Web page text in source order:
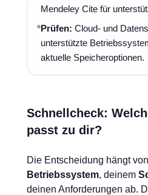
Mendeley Cite für
Prüfen: Cloud- und
unterstützte
aktuelle Speicheroptionen.
Schnellcheck:
passt zu dir?
Die Entscheidung hängt
Betriebssystem, deinem
deinen Anforderungen ab.